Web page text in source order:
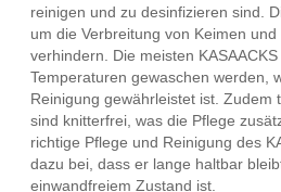
reinigen und zu desinfizieren sind.
um die Verbreitung von Keimen
verhindern. Die meisten
Temperaturen gewaschen werden,
Reinigung gewährleistet ist. Zudem
sind knitterfrei, was die Pflege
richtige Pflege und Reinigung des
dazu bei, dass er lange haltbar
einwandfreiem Zustand ist.